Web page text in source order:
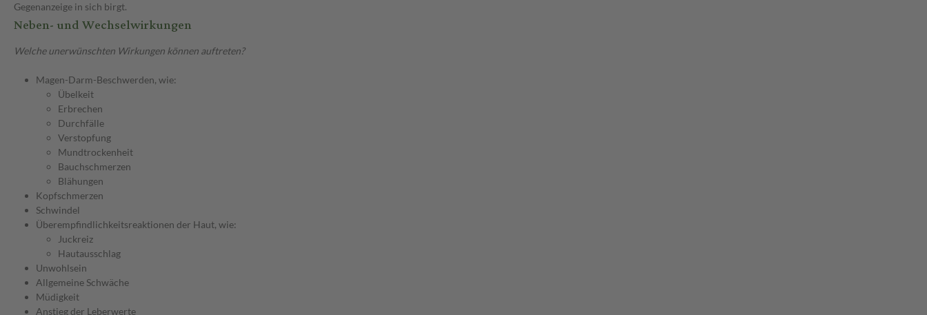
Gegenanzeige in sich birgt.
Neben- und Wechselwirkungen
Welche unerwünschten Wirkungen können auftreten?
Magen-Darm-Beschwerden, wie:
Übelkeit
Erbrechen
Durchfälle
Verstopfung
Mundtrockenheit
Bauchschmerzen
Blähungen
Kopfschmerzen
Schwindel
Überempfindlichkeitsreaktionen der Haut, wie:
Juckreiz
Hautausschlag
Unwohlsein
Allgemeine Schwäche
Müdigkeit
Anstieg der Leberwerte